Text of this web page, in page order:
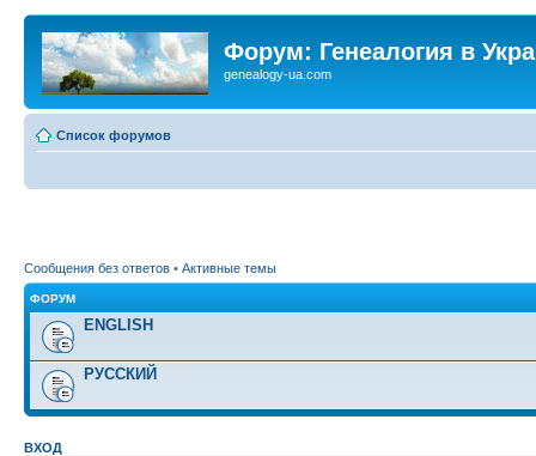
Форум: Генеалогия в
genealogy-ua.com
Список форумов
Сообщения без ответов • Активные темы
ФОРУМ
ENGLISH
РУССКИЙ
ВХОД